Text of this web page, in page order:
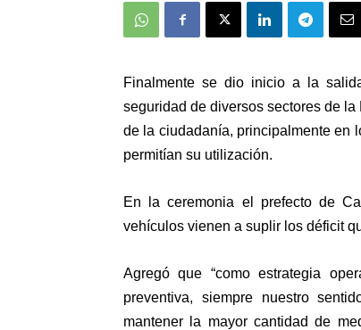
Finalmente se dio inicio a la
seguridad de diversos sectores de
de la ciudadanía, principalmente en
permitían su utilización.
En la ceremonia el prefecto de
vehículos vienen a suplir los déficit
Agregó que “como estrategia
preventiva, siempre nuestro
mantener la mayor cantidad de